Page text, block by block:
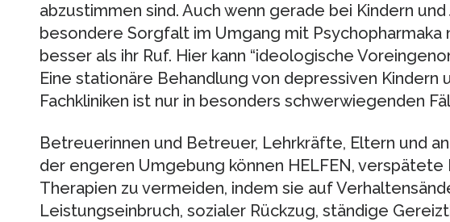
abzustimmen sind. Auch wenn gerade bei Kindern
besondere Sorgfalt im Umgang mit Psychopharmaka
besser als ihr Ruf. Hier kann “ideologische
Eine stationäre Behandlung von depressiven Kindern
Fachkliniken ist nur in besonders schwerwiegenden
Betreuerinnen und Betreuer, Lehrkräfte, Eltern und
der engeren Umgebung können HELFEN, verspätete
Therapien zu vermeiden, indem sie auf
Leistungseinbruch, sozialer Rückzug, ständige